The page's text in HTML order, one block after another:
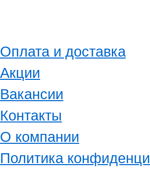
Оплата и доставка
Акции
Вакансии
Контакты
О компании
Политика